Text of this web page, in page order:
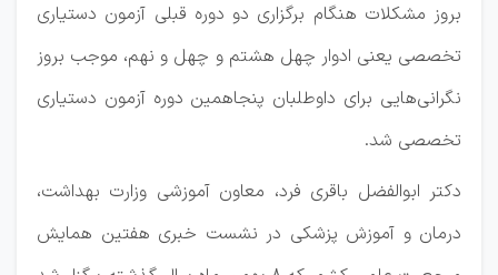
بروز مشکلات هنگام برگزاری دو دوره قبلی آزمون دستیاری
تخصصی یعنی ادوار چهل هشتم و چهل و نهم، موجب بروز
نگرانی‌هایی برای داوطلبان پنجاهمین دوره آزمون دستیاری
تخصصی شد.
دکتر ابوالفضل باقری فرد، معاون آموزشی وزارت بهداشت،
درمان و آموزش پزشکی در نشست خبری هفتین همایش